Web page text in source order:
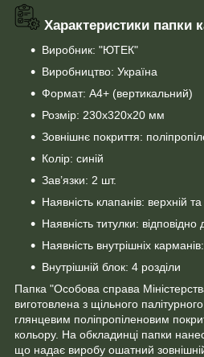
Характеристики папки
Виробник: "ЮТЕК"
Виробництво: Україна
Формат: А4+ (вертикальний)
Розмір: 230х320х20 мм
Зовнішнє покриття:
Колір: синій
Зав’язки: 2 шт.
Наявність клапанів: верхній
Наявність титулки: відповідно
Наявність внутрішніх
Внутрішній блок: 4 розділи
Папка "Особова справа
виготовлена з щільного
глянцевим поліпропіленовим
кольору. На обкладинці папки
що надає виробу ошатний